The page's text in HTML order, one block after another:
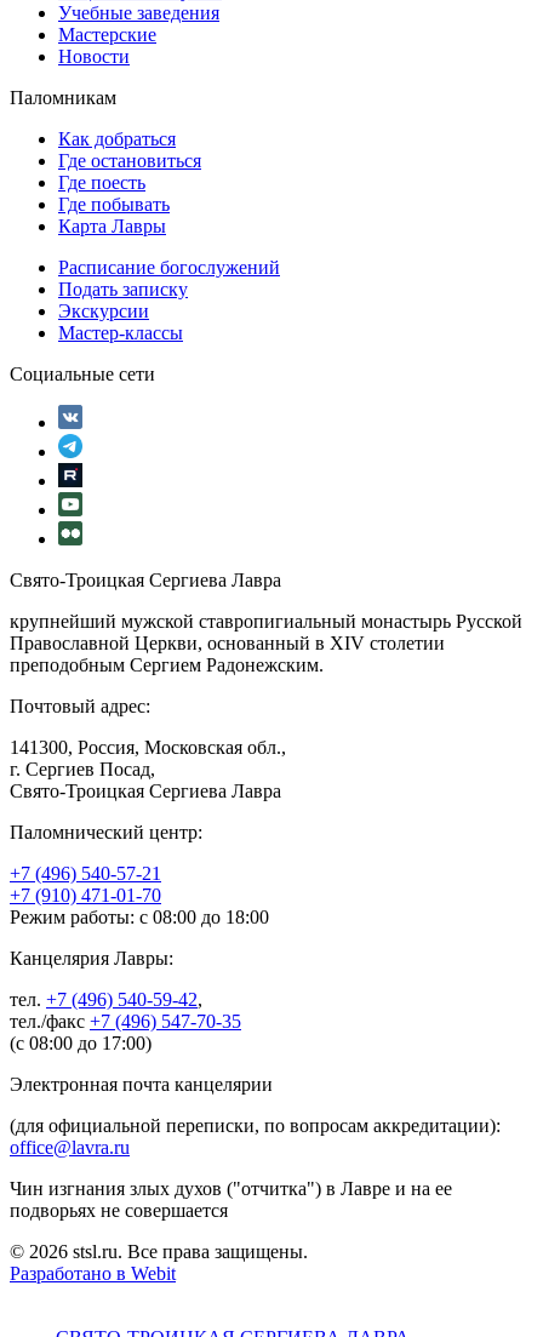
Учебные заведения
Мастерские
Новости
Паломникам
Как добраться
Где остановиться
Где поесть
Где побывать
Карта Лавры
Расписание богослужений
Подать записку
Экскурсии
Мастер-классы
Социальные сети
Свято-Троицкая Сергиева Лавра
крупнейший мужской ставропигиальный монастырь Русской
Православной Церкви, основанный в XIV столетии
преподобным Сергием Радонежским.
Почтовый адрес:
141300, Россия, Московская обл.,
г. Сергиев Посад,
Свято-Троицкая Сергиева Лавра
Паломнический центр:
+7 (496) 540-57-21
+7 (910) 471-01-70
Режим работы: с 08:00 до 18:00
Канцелярия Лавры:
тел. +7 (496) 540-59-42,
тел./факс +7 (496) 547-70-35
(с 08:00 до 17:00)
Электронная почта канцелярии
(для официальной переписки, по вопросам аккредитации):
office@lavra.ru
Чин изгнания злых духов ("отчитка") в Лавре и на ее
подворьях не совершается
© 2026 stsl.ru. Все права защищены.
Разработано в Webit